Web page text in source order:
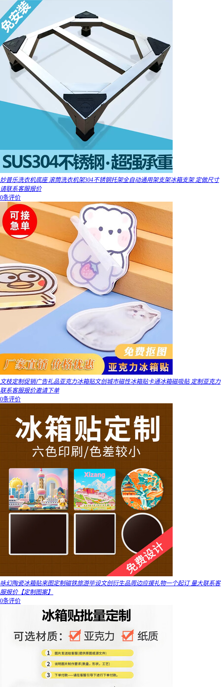
妙普乐洗衣机底座 滚筒洗衣机架304不锈钢托架全自动通用架支架冰箱支架 定做尺寸
请联系客服报价
0条评价
文枝定制促销广告礼品亚克力冰箱贴文创城市磁性冰箱贴卡通冰箱磁吸贴 定制亚克力
联系客服报价邀请下单
0条评价
咏幻陶瓷冰箱贴来图定制磁铁旅游毕设文创衍生品周边应援礼物一个起订 量大联系客
服报价【定制图案】
0条评价